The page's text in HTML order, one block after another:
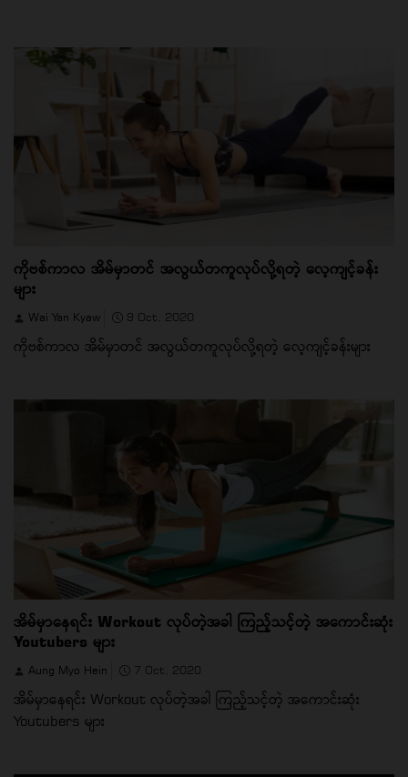
ကိုဗစ်ကာလ အိမ်မှာတင် အလွယ်တကူလုပ်လို့ရတဲ့ လေ့ကျင့်ခန်း
များ
Wai Yan Kyaw 9 Oct, 2020
ကိုဗစ်ကာလ အိမ်မှာတင် အလွယ်တကူလုပ်လို့ရတဲ့ လေ့ကျင့်ခန်းများ
အိမ်မှာနေရင်း Workout လုပ်တဲ့အခါ ကြည့်သင့်တဲ့ အကောင်းဆုံး
Youtubers များ
Aung Myo Hein 7 Oct, 2020
အိမ်မှာနေရင်း Workout လုပ်တဲ့အခါ ကြည့်သင့်တဲ့ အကောင်းဆုံး
Youtubers များ